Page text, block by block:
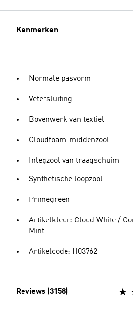
Kenmerken
Normale pasvorm
Vetersluiting
Bovenwerk van textiel
Cloudfoam-middenzool
Inlegzool van traagschuim
Synthetische loopzool
Primegreen
Artikelkleur: Cloud White /
Mint
Artikelcode: H03762
Reviews (3158)